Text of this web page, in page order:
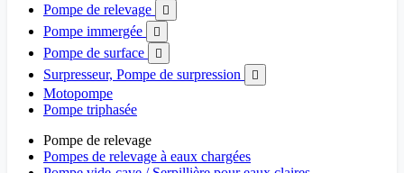
Pompe de relevage

Pompe immergée 
Pompe de surface 
Surpresseur, Pompe de surpression 
Motopompe
Pompe triphasée
Pompe de relevage
Pompes de relevage à eaux chargées